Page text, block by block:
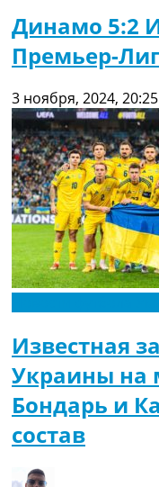
Динамо 5:2
Премьер-
3 ноября, 2024, 20:25
Известная
Украины на
Бондарь и
состав